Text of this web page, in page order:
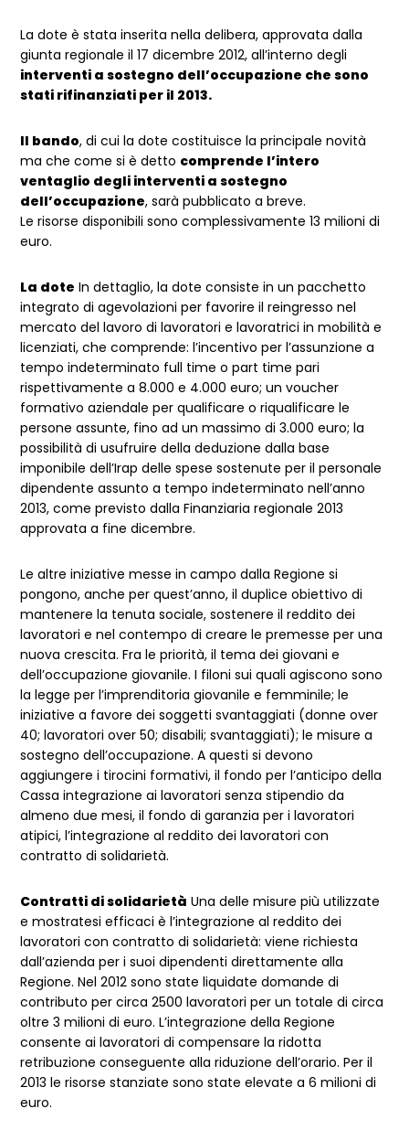
La dote è stata inserita nella delibera, approvata dalla
giunta regionale il 17 dicembre 2012, all’interno degli
interventi a sostegno dell’occupazione che sono
stati rifinanziati per il 2013.
Il bando, di cui la dote costituisce la principale novità
ma che come si è detto comprende l’intero
ventaglio degli interventi a sostegno
dell’occupazione, sarà pubblicato a breve.
Le risorse disponibili sono complessivamente 13 milioni di
euro.
La dote In dettaglio, la dote consiste in un pacchetto
integrato di agevolazioni per favorire il reingresso nel
mercato del lavoro di lavoratori e lavoratrici in mobilità e
licenziati, che comprende: l’incentivo per l’assunzione a
tempo indeterminato full time o part time pari
rispettivamente a 8.000 e 4.000 euro; un voucher
formativo aziendale per qualificare o riqualificare le
persone assunte, fino ad un massimo di 3.000 euro; la
possibilità di usufruire della deduzione dalla base
imponibile dell’Irap delle spese sostenute per il personale
dipendente assunto a tempo indeterminato nell’anno
2013, come previsto dalla Finanziaria regionale 2013
approvata a fine dicembre.
Le altre iniziative messe in campo dalla Regione si
pongono, anche per quest’anno, il duplice obiettivo di
mantenere la tenuta sociale, sostenere il reddito dei
lavoratori e nel contempo di creare le premesse per una
nuova crescita. Fra le priorità, il tema dei giovani e
dell’occupazione giovanile. I filoni sui quali agiscono sono
la legge per l’imprenditoria giovanile e femminile; le
iniziative a favore dei soggetti svantaggiati (donne over
40; lavoratori over 50; disabili; svantaggiati); le misure a
sostegno dell’occupazione. A questi si devono
aggiungere i tirocini formativi, il fondo per l’anticipo della
Cassa integrazione ai lavoratori senza stipendio da
almeno due mesi, il fondo di garanzia per i lavoratori
atipici, l’integrazione al reddito dei lavoratori con
contratto di solidarietà.
Contratti di solidarietà Una delle misure più utilizzate
e mostratesi efficaci è l’integrazione al reddito dei
lavoratori con contratto di solidarietà: viene richiesta
dall’azienda per i suoi dipendenti direttamente alla
Regione. Nel 2012 sono state liquidate domande di
contributo per circa 2500 lavoratori per un totale di circa
oltre 3 milioni di euro. L’integrazione della Regione
consente ai lavoratori di compensare la ridotta
retribuzione conseguente alla riduzione dell’orario. Per il
2013 le risorse stanziate sono state elevate a 6 milioni di
euro.